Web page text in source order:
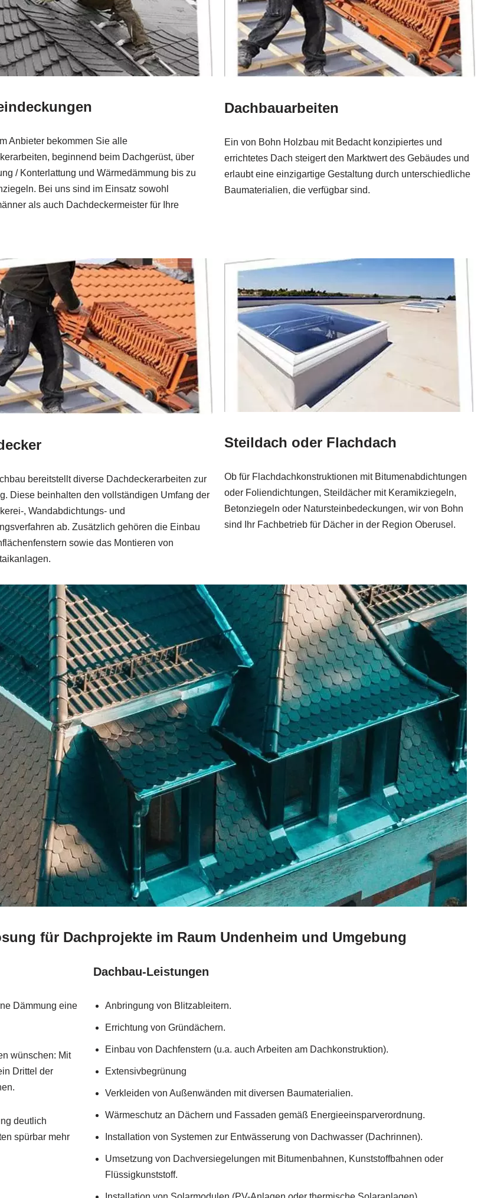
Anbieter bekommen Sie alle
beginnend beim Dachgerüst, über
/ Konterlattung und Wärmedämmung bis zu
Bei uns sind im Einsatz sowohl
als auch Dachdeckermeister für Ihre
Dachbauarbeiten
Ein von Bohn Holzbau mit Bedacht konzipiertes und
errichtetes Dach steigert den Marktwert des Gebäudes und
erlaubt eine einzigartige Gestaltung durch unterschiedliche
Baumaterialien, die verfügbar sind.
bereitstellt diverse Dachdeckerarbeiten zur
Diese beinhalten den vollständigen Umfang der
, Wandabdichtungs- und
ab. Zusätzlich gehören die Einbau
sowie das Montieren von
Steildach oder Flachdach
Ob für Flachdachkonstruktionen mit Bitumenabdichtungen
oder Foliendichtungen, Steildächer mit Keramikziegeln,
Betonziegeln oder Natursteinbedeckungen, wir von Bohn
sind Ihr Fachbetrieb für Dächer in der Region Oberusel.
für Dachprojekte im Raum Undenheim und Umgebung
Dämmung eine
wünschen: Mit
Drittel der
deutlich
spürbar mehr
Dachbau-Leistungen
Anbringung von Blitzableitern.
Errichtung von Gründächern.
Einbau von Dachfenstern (u.a. auch Arbeiten am Dachkonstruktion).
Extensivbegrünung
Verkleiden von Außenwänden mit diversen Baumaterialien.
Wärmeschutz an Dächern und Fassaden gemäß Energieeinsparverordnung.
Installation von Systemen zur Entwässerung von Dachwasser (Dachrinnen).
Umsetzung von Dachversiegelungen mit Bitumenbahnen, Kunststoffbahnen oder
Flüssigkunststoff.